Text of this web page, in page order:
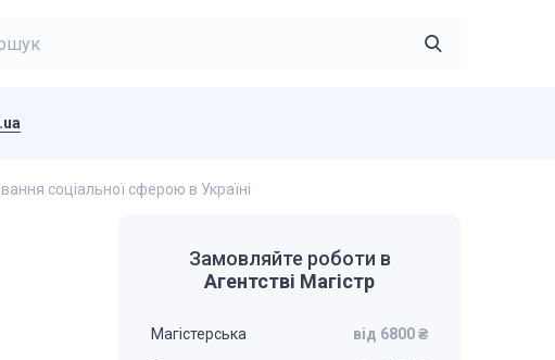
соціальної сферою в Україні
Замовляйте роботи в
Агентстві Магістр
Магістерська від 6800 ₴